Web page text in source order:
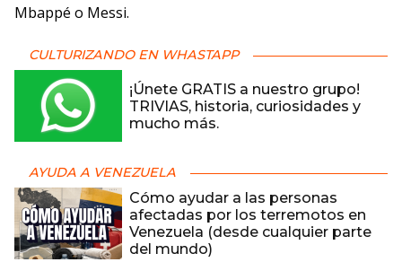
Mbappé o Messi.
CULTURIZANDO EN WHASTAPP
¡Únete GRATIS a nuestro grupo!
TRIVIAS, historia, curiosidades y
mucho más.
AYUDA A VENEZUELA
Cómo ayudar a las personas
afectadas por los terremotos en
Venezuela (desde cualquier parte
del mundo)